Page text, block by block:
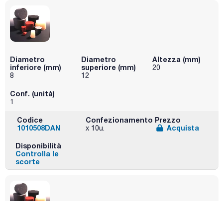
Diametro
inferiore (mm)
8
Diametro
superiore (mm)
12
Altezza (mm)
20
Conf. (unità)
1
Codice
1010508DAN
Confezionamento
x 10u.
Prezzo
Acquista
Disponibilità
Controlla le
scorte